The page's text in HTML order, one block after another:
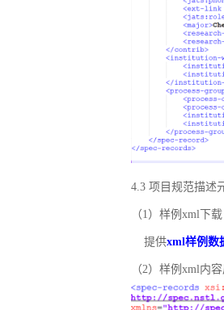
4.3 项目规范描述
（1）样例xml下载
提供xml样例数
（2）样例xml内